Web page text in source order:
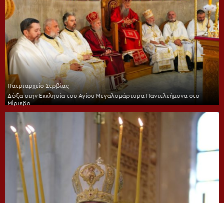
Πατριαρχείο Σερβίας
Δόξα στην Εκκλησία του Αγίου Μεγαλομάρτυρα Παντελεήμονα στο
Μίριεβο